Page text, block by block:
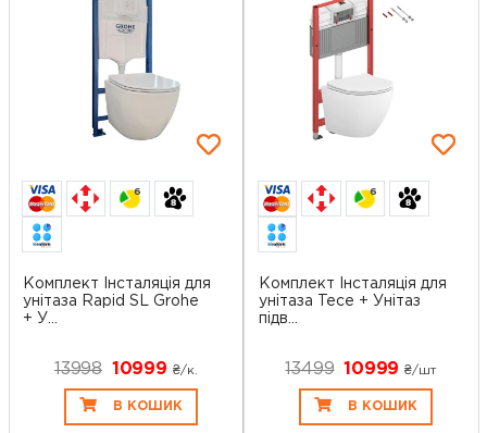
6
Комплект Інсталяція для
унітаза Rapid SL Grohe
+ У...
13998 10999 ₴/к.
В КОШИК
6
Комплект Інсталяція для
унітаза Tece + Унітаз
підв...
13499 10999₴/шт
В КОШИК